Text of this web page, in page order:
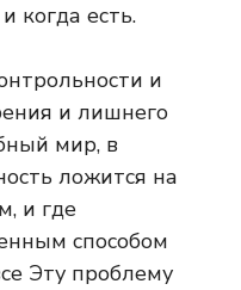
когда есть.
и
и лишнего
мир, в
ложится на
и где
способом
Эту проблему